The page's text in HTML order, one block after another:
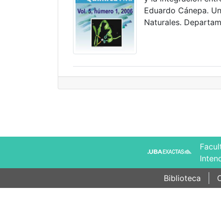
Eduardo Cánepa.
Naturales.
Biblioteca